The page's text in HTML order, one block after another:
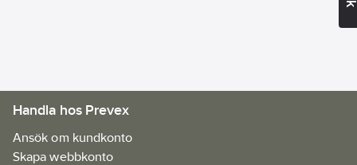
Handla hos Prevex
Ansök om kundkonto
Skapa webbkonto